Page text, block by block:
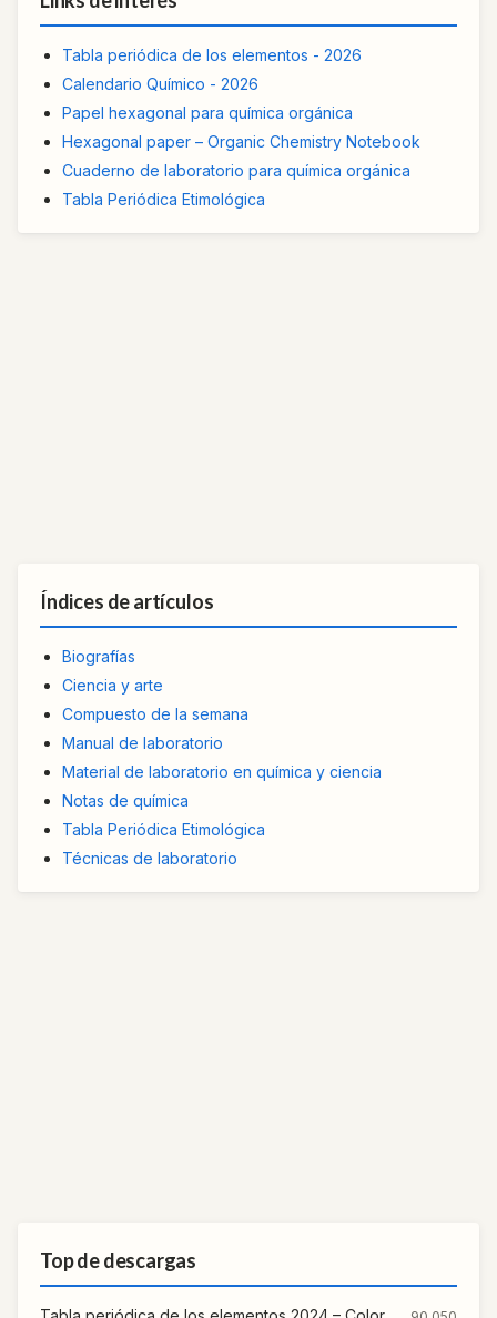
Tabla periódica de los elementos - 2026
Calendario Químico - 2026
Papel hexagonal para química orgánica
Hexagonal paper – Organic Chemistry Notebook
Cuaderno de laboratorio para química orgánica
Tabla Periódica Etimológica
Índices de artículos
Biografías
Ciencia y arte
Compuesto de la semana
Manual de laboratorio
Material de laboratorio en química y ciencia
Notas de química
Tabla Periódica Etimológica
Técnicas de laboratorio
Top de descargas